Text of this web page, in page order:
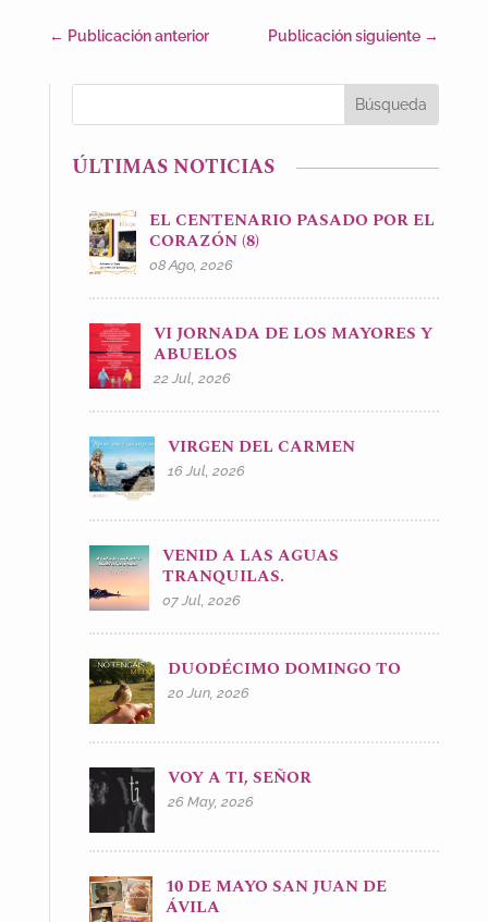
← Publicación anterior Publicación siguiente →
ÚLTIMAS NOTICIAS
EL CENTENARIO PASADO POR EL
CORAZÓN (8)
08 Ago, 2026
VI JORNADA DE LOS MAYORES Y
ABUELOS
22 Jul, 2026
VIRGEN DEL CARMEN
16 Jul, 2026
VENID A LAS AGUAS
TRANQUILAS.
07 Jul, 2026
DUODÉCIMO DOMINGO TO
20 Jun, 2026
VOY A TI, SEÑOR
26 May, 2026
10 DE MAYO SAN JUAN DE
ÁVILA